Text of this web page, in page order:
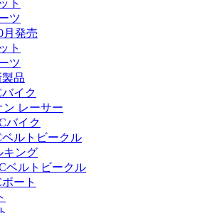
ト
ツ
月発売
ト
ツ
製品
バイク
ン レーサー
バイク
ベルトビークル
キング
ベルトビークル
ート